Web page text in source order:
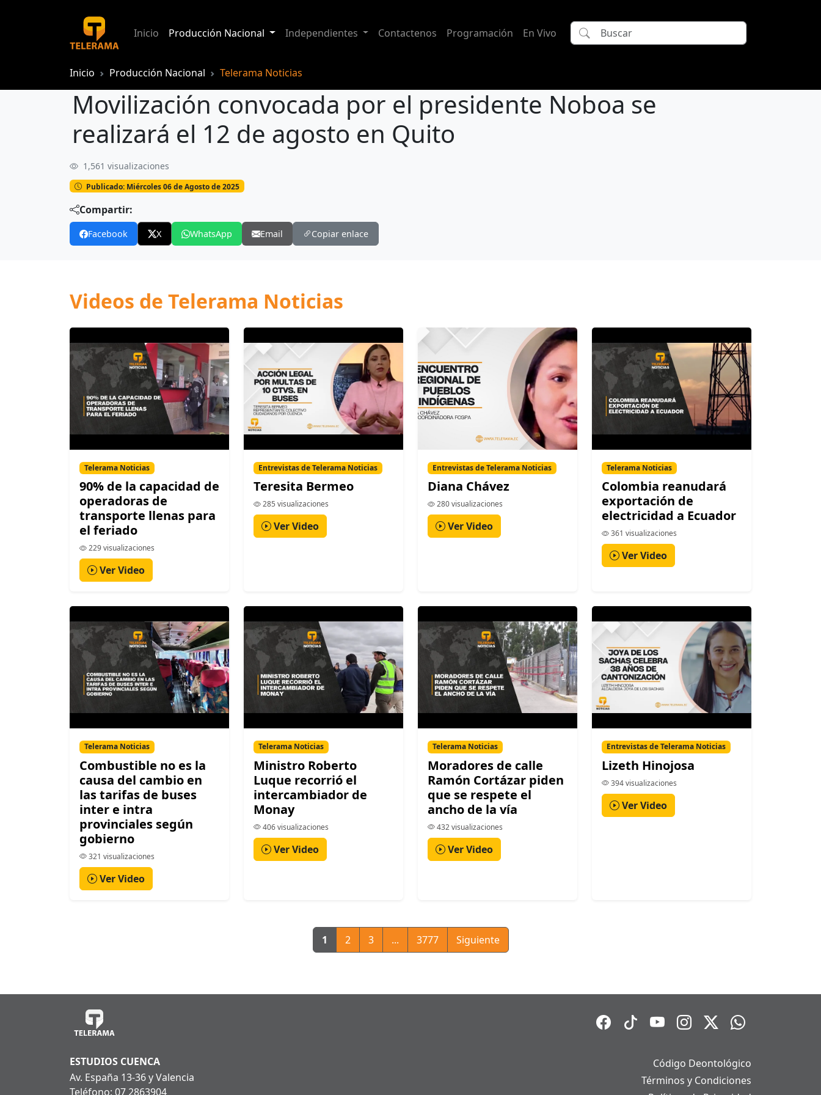
Inicio Producción Nacional Independientes Contactenos Programación En Vivo
Inicio Producción Nacional Telerama Noticias
Movilización convocada por el presidente Noboa se
realizará el 12 de agosto en Quito
1,561 visualizaciones
Publicado: Miércoles 06 de Agosto de 2025
Compartir:
Facebook X WhatsApp Email Copiar enlace
Videos de Telerama Noticias
Telerama Noticias
90% de la capacidad de
operadoras de
transporte llenas para
el feriado
229 visualizaciones
Ver Video
Entrevistas de Telerama Noticias
Teresita Bermeo
285 visualizaciones
Ver Video
Entrevistas de Telerama Noticias
Diana Chávez
280 visualizaciones
Ver Video
Telerama Noticias
Colombia reanudará
exportación de
electricidad a Ecuador
361 visualizaciones
Ver Video
Telerama Noticias
Combustible no es la
causa del cambio en
las tarifas de buses
inter e intra
provinciales según
gobierno
321 visualizaciones
Ver Video
Telerama Noticias
Ministro Roberto
Luque recorrió el
intercambiador de
Monay
406 visualizaciones
Ver Video
Telerama Noticias
Moradores de calle
Ramón Cortázar piden
que se respete el
ancho de la vía
432 visualizaciones
Ver Video
Entrevistas de Telerama Noticias
Lizeth Hinojosa
394 visualizaciones
Ver Video
1 2 3 ... 3777 Siguiente
ESTUDIOS CUENCA
Av. España 13-36 y Valencia
Teléfono: 07 2863904
Código Deontológico
Términos y Condiciones